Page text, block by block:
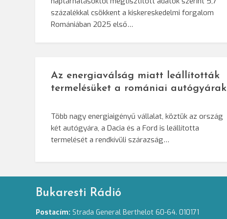
százalékkal csökkent a kiskereskedelmi forgalom
Romániában 2025 első…
Az energiaválság miatt leállították
termelésüket a romániai autógyárak
Több nagy energiaigényű vállalat, köztük az ország
két autógyára, a Dacia és a Ford is leállította
termelését a rendkívüli szárazság…
Bukaresti Rádió
Postacím: Strada General Berthelot 60-64. 010171